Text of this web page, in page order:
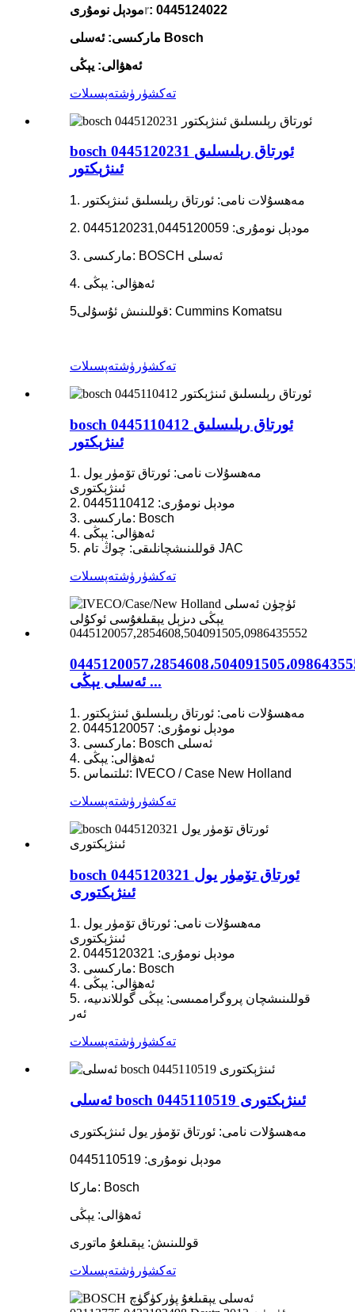
مودېل نومۇرىr: 0445124022
ماركىسى: ئەسلى Bosch
ئەھۋالى: يېڭى
تەكشۈرۈشتەپسىلات
bosch 0445120231 ئورتاق رېلىسلىق
ئىنژېكتور
1. مەھسۇلات نامى: ئورتاق رېلىسلىق ئىنژېكتور
2. مودېل نومۇرى: 0445120231,0445120059
3. ماركىسى: BOSCH ئەسلى
4. ئەھۋالى: يېڭى
5قوللىنىش ئۇسۇلى: Cummins Komatsu
تەكشۈرۈشتەپسىلات
bosch 0445110412 ئورتاق رېلىسلىق
ئىنژېكتور
1. مەھسۇلات نامى: ئورتاق تۆمۈر يول
ئىنژېكتورى
2. مودېل نومۇرى: 0445110412
3. ماركىسى: Bosch
4. ئەھۋالى: يېڭى
5. قوللىنىشچانلىقى: چوڭ تام JAC
تەكشۈرۈشتەپسىلات
ئەسلى يېڭى ...
1. مەھسۇلات نامى: ئورتاق رېلىسلىق ئىنژېكتور
2. مودېل نومۇرى: 0445120057
3. ماركىسى: Bosch ئەسلى
4. ئەھۋالى: يېڭى
5. ئىلتىماس: IVECO / Case New Holland
تەكشۈرۈشتەپسىلات
bosch 0445120321 ئورتاق تۆمۈر يول
ئىنژېكتورى
1. مەھسۇلات نامى: ئورتاق تۆمۈر يول
ئىنژېكتورى
2. مودېل نومۇرى: 0445120321
3. ماركىسى: Bosch
4. ئەھۋالى: يېڭى
5. قوللىنىشچان پروگراممىسى: يېڭى گوللاندىيە،
ئەر
تەكشۈرۈشتەپسىلات
ئەسلى bosch ئىنژېكتورى 0445110519
مەھسۇلات نامى: ئورتاق تۆمۈر يول ئىنژېكتورى
مودېل نومۇرى: 0445110519
ماركا: Bosch
ئەھۋالى: يېڭى
قوللىنىش: يېقىلغۇ ماتورى
تەكشۈرۈشتەپسىلات